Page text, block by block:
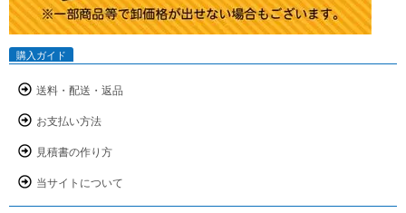
購入ガイド
送料・配送・返品
お支払い方法
見積書の作り方
当サイトについて